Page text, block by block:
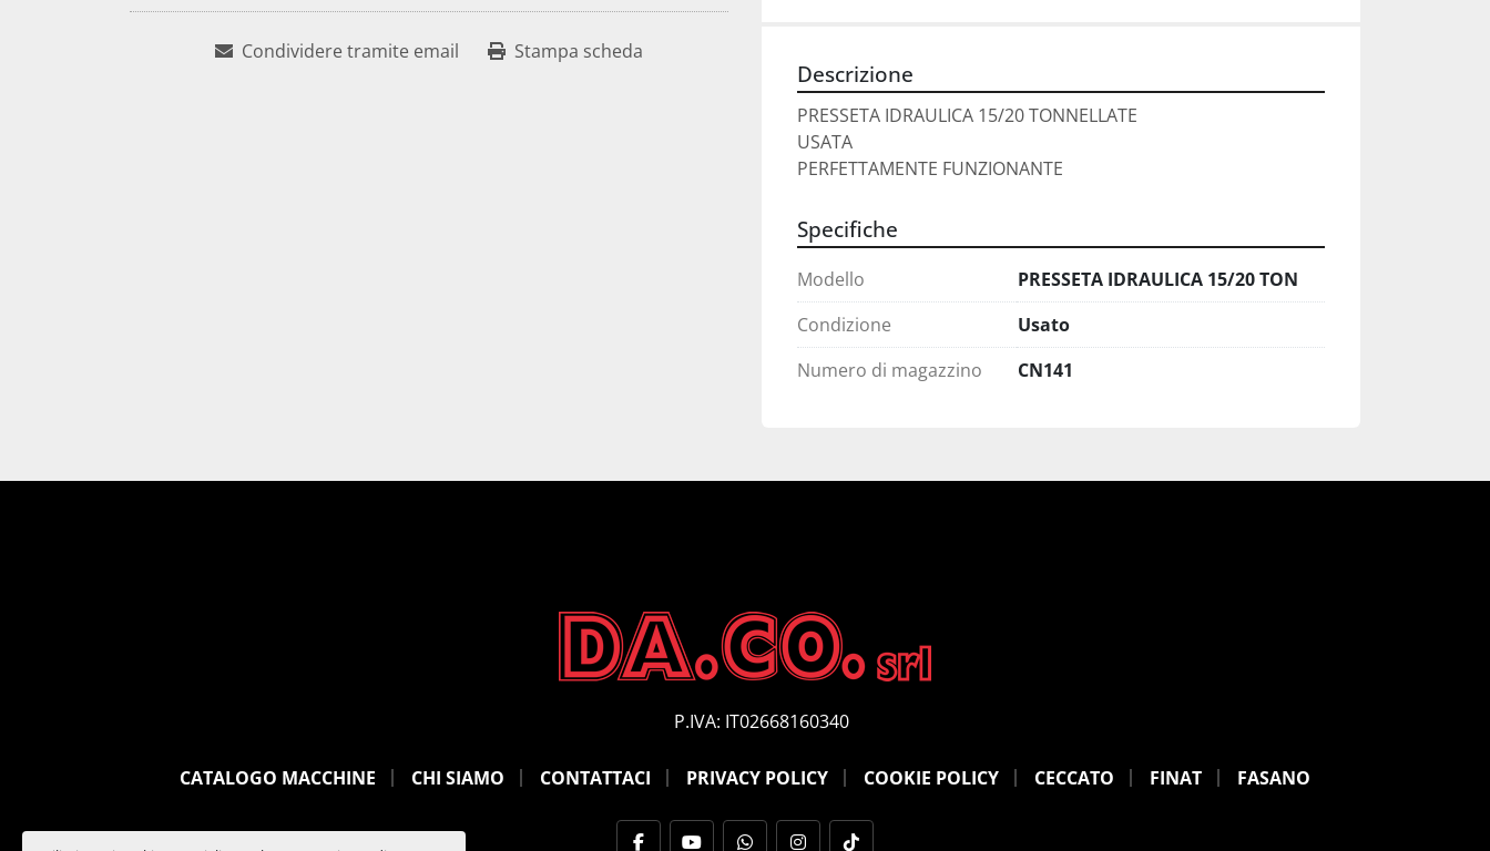
Condividere tramite email Stampa scheda
Descrizione
PRESSETA IDRAULICA 15/20 TONNELLATE
USATA
PERFETTAMENTE FUNZIONANTE
Specifiche
Modello
PRESSETA IDRAULICA 15/20 TON
Condizione
Usato
Numero di magazzino
CN141
P.IVA: IT02668160340
CATALOGO MACCHINE CHI SIAMO CONTATTACI PRIVACY POLICY COOKIE POLICY CECCATO FINAT FASANO